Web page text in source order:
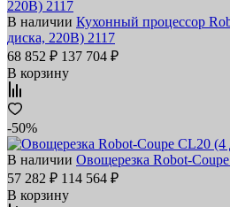
В наличии Кухонный процессор
диска, 220В) 2117
68 852 ₽ 137 704 ₽
В корзину
-50%
В наличии Овощерезка Robot-
57 282 ₽ 114 564 ₽
В корзину